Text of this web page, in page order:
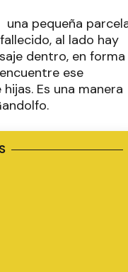
una pequeña
al lado hay
dentro, en forma
ese
Es una manera